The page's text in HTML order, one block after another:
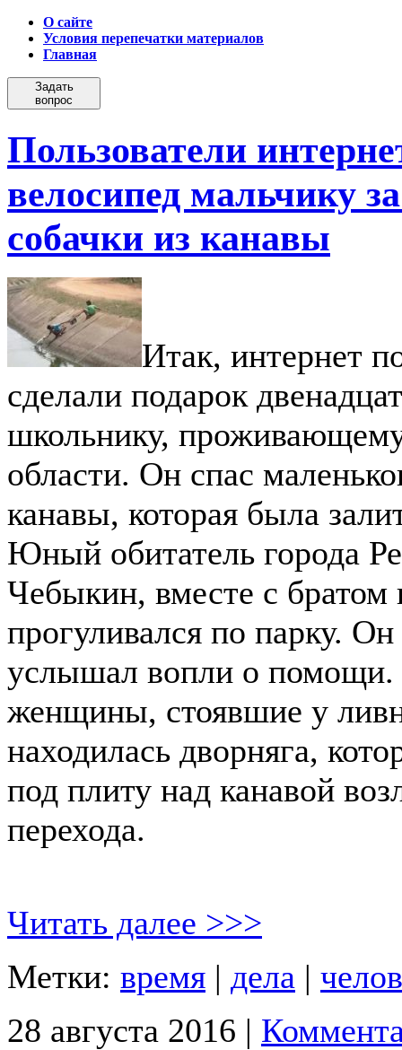
О сайте
Условия перепечатки материалов
Главная
Задать
вопрос
Пользователи
велосипед мальчику
собачки из канавы
Итак, интернет
сделали подарок
школьнику,
области. Он спас
канавы, которая была
Юный обитатель города
Чебыкин, вместе с братом
прогуливался по парку.
услышал вопли о помощи.
женщины, стоявшие у
находилась дворняга,
под плиту над канавой
перехода.
Читать далее >>>
Метки: время | дела |
28 августа 2016 |